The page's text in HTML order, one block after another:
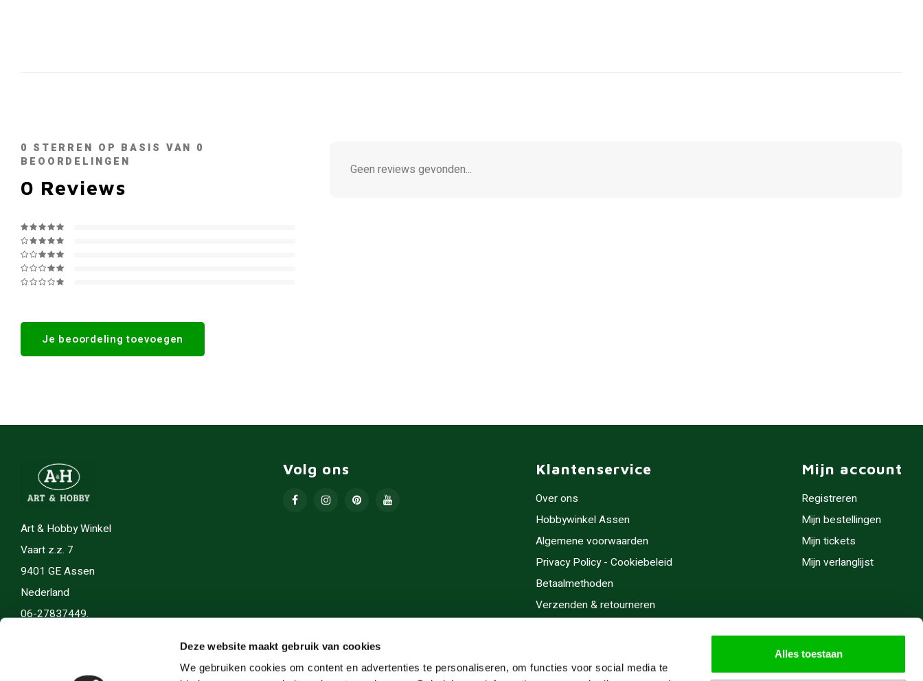
Deze website maakt gebruik van cookies
We gebruiken cookies om content en advertenties te personaliseren, om functies voor social media te
Alles toestaan
0 STERREN OP BASIS VAN 0
BEOORDELINGEN
0 Reviews
Je beoordeling toevoegen
Geen reviews gevonden...
Art & Hobby Winkel
Vaart z.z. 7
9401 GE Assen
Nederland
06-27837449.
Volg ons Klantenservice
Over ons
Hobbywinkel Assen
Algemene voorwaarden
Privacy Policy - Cookiebeleid
Betaalmethoden
Verzenden & retourneren
Cadeaubonnen
Mijn account
Registreren
Mijn bestellingen
Mijn tickets
Mijn verlanglijst